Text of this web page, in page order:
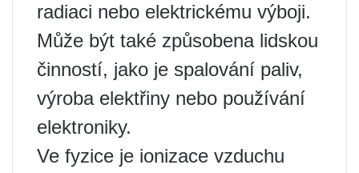
radiaci nebo elektrickému výboji.
Může být také způsobena lidskou
činností, jako je spalování paliv,
výroba elektřiny nebo používání
elektroniky.
Ve fyzice je ionizace vzduchu